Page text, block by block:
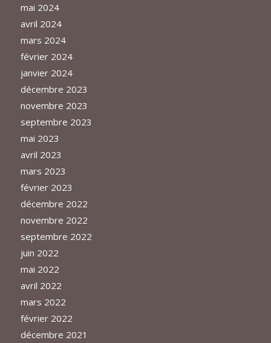
mai 2024
avril 2024
mars 2024
février 2024
janvier 2024
décembre 2023
novembre 2023
septembre 2023
mai 2023
avril 2023
mars 2023
février 2023
décembre 2022
novembre 2022
septembre 2022
juin 2022
mai 2022
avril 2022
mars 2022
février 2022
décembre 2021